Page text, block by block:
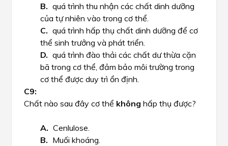
quá trình thu nhận các chất dinh dưỡng
của tự nhiên vào trong cơ thể.
quá trình hấp thụ chất dinh dưỡng để cơ
thể sinh trưởng và phát triển.
quá trình đào thải các chất dư thừa cặn
bã trong cơ thể, đảm bảo môi trường trong
cơ thể được duy trì ổn định.
Chất nào sau đây cơ thể không hấp thụ được?
Cenlulose.
Muối khoáng.